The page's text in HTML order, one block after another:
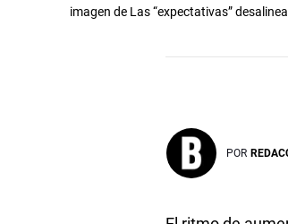
imagen de Las “expectativas”
POR